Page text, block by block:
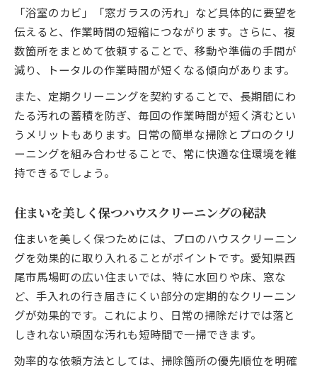
「浴室のカビ」「窓ガラスの汚れ」など具体的に要望を
伝えると、作業時間の短縮につながります。さらに、複
数箇所をまとめて依頼することで、移動や準備の手間が
減り、トータルの作業時間が短くなる傾向があります。
また、定期クリーニングを契約することで、長期間にわ
たる汚れの蓄積を防ぎ、毎回の作業時間が短く済むとい
うメリットもあります。日常の簡単な掃除とプロのクリ
ーニングを組み合わせることで、常に快適な住環境を維
持できるでしょう。
住まいを美しく保つハウスクリーニングの秘訣
住まいを美しく保つためには、プロのハウスクリーニン
グを効果的に取り入れることがポイントです。愛知県西
尾市馬場町の広い住まいでは、特に水回りや床、窓な
ど、手入れの行き届きにくい部分の定期的なクリーニン
グが効果的です。これにより、日常の掃除だけでは落と
しきれない頑固な汚れも短時間で一掃できます。
効率的な依頼方法としては、掃除箇所の優先順位を明確